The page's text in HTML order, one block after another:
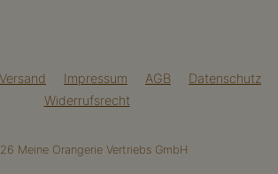
Impressum AGB
Datenschutz
Widerrufsrecht
Meine Orangerie Vertriebs GmbH